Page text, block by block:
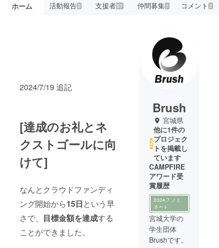
ホーム 活動報告2 支援者87 仲間募集 1 コメント 2
2024/7/19 追記
[達成のお礼とネ
クストゴールに向
けて]
なんとクラウドファンディ
ング開始から15日という早
さで、 目標金額を達成する
ことができました。
Brush
宮城県
他に1件の
プロジェク
トを掲載し
ています
CAMPFIRE
アワード受
賞履歴
2024.7 ノミ
ネート
宮城大学の
学生団体
Brushです。